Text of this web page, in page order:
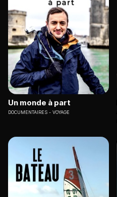
Un monde à part
DOCUMENTAIRES VOYAGE